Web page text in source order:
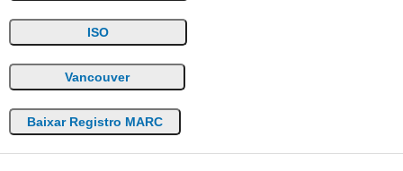
ISO
Vancouver
Baixar Registro MARC